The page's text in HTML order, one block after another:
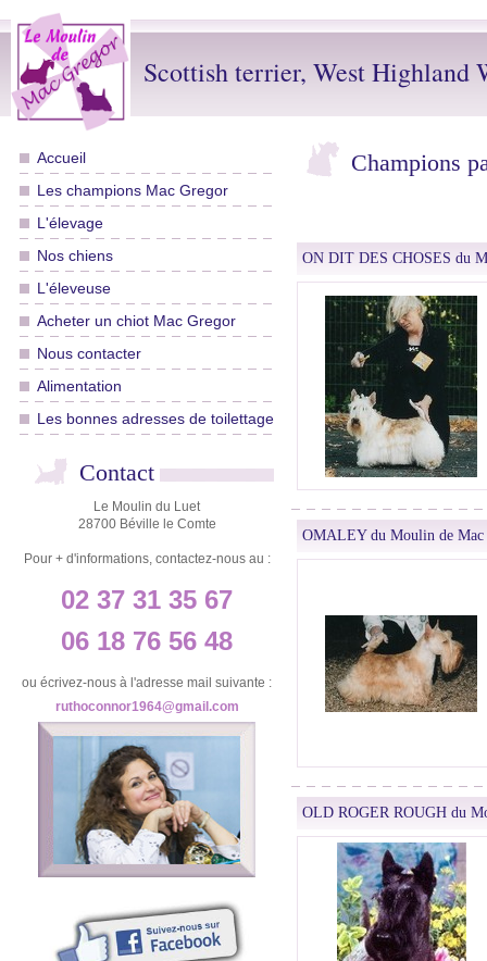
Scottish terrier, West
Accueil
Les champions Mac Gregor
L'élevage
Nos chiens
L'éleveuse
Acheter un chiot Mac Gregor
Nous contacter
Alimentation
Les bonnes adresses de toilettage
Contact
Le Moulin du Luet
28700 Béville le Comte
Pour + d'informations, contactez-nous au :
02 37 31 35 67
06 18 76 56 48
ou écrivez-nous à l'adresse mail suivante :
ruthoconnor1964@gmail.com
Champions
ON DIT DES CHOSES du
OMALEY du Moulin de Mac
OLD ROGER ROUGH du